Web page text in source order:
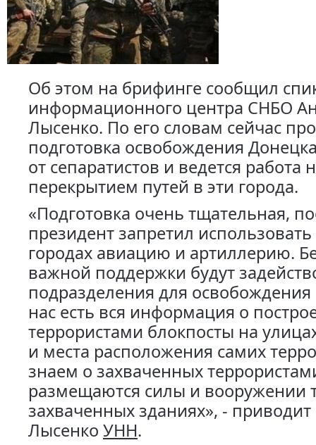
Об этом на брифинге сообщил
информационного центра СНБО
Лысенко. По его словам сейчас
подготовка освобождения
от сепаратистов и ведется работа
перекрытием путей в эти города.
«Подготовка очень тщательная,
президент запретил использовать
городах авиацию и артиллерию.
важной поддержки будут
подразделения для освобождения
нас есть вся информация о
террористами блокпосты на
и места расположения самих
знаем о захваченных
размещаются силы и вооружении
захваченных зданиях», - приводит
Лысенко УНН.